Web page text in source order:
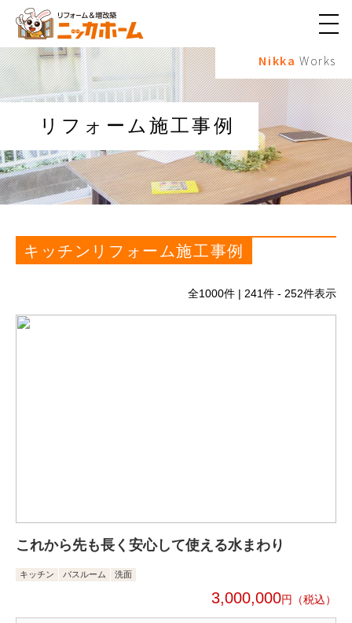
メ
ュ
ボ
タ
ン
Nikka Works
リフォーム施工事例
キッチンリフォーム施工事例
全1000件 | 241件 - 252件表示
これから先も長く安心して使える水まわり
キッチン バスルーム 洗面
3,000,000円